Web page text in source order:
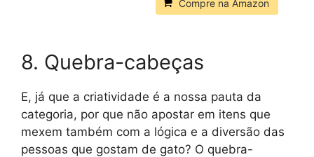
Compre na Amazon
8. Quebra-cabeças
E, já que a criatividade é a nossa pauta da
categoria, por que não apostar em itens que
mexem também com a lógica e a diversão das
pessoas que gostam de gato? O quebra-